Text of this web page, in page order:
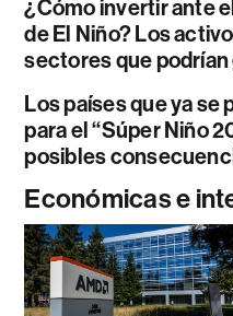
¿Cómo invertir ante
de El Niño? Los
sectores que podrían
Los países que ya se
para el “Súper Niño
posibles
Económicas e